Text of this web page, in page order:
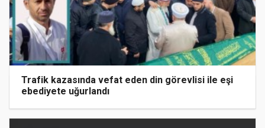
Trafik kazasında vefat eden din görevlisi ile eşi
ebediyete uğurlandı